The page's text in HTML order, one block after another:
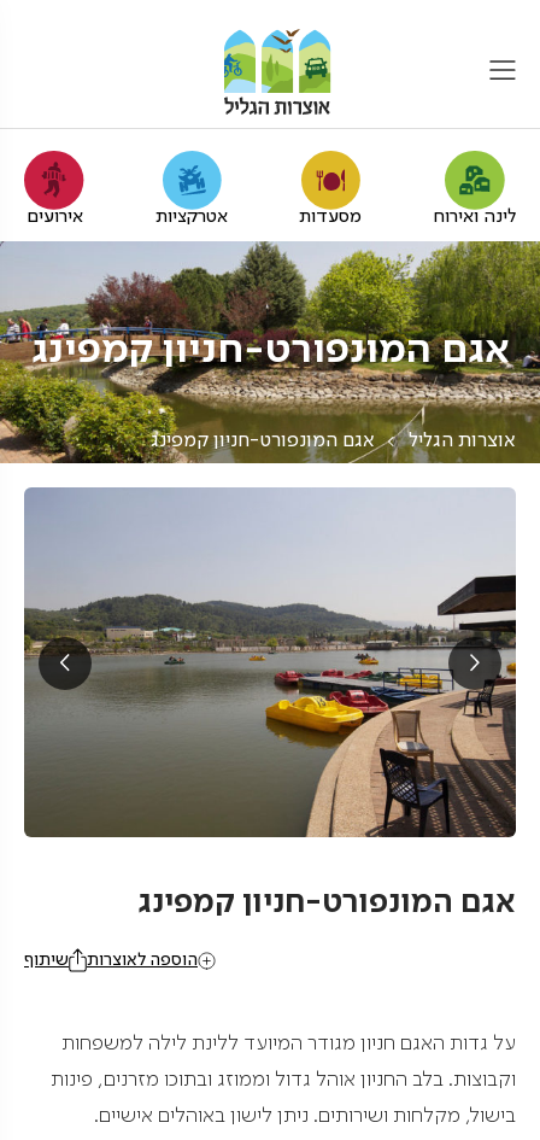
לינה ואירוח מסעדות אטרקציות אירועים
אגם המונפורט-חניון קמפינג
אוצרות הגליל אגם המונפורט-חניון קמפינג
אגם המונפורט-חניון קמפינג
שיתוף הוספה לאוצרות
על גדות האגם חניון מגודר המיועד ללינת לילה למשפחות
וקבוצות. בלב החניון אוהל גדול וממוזג ובתוכו מזרנים, פינות
בישול, מקלחות ושירותים. ניתן לישון באוהלים אישיים.